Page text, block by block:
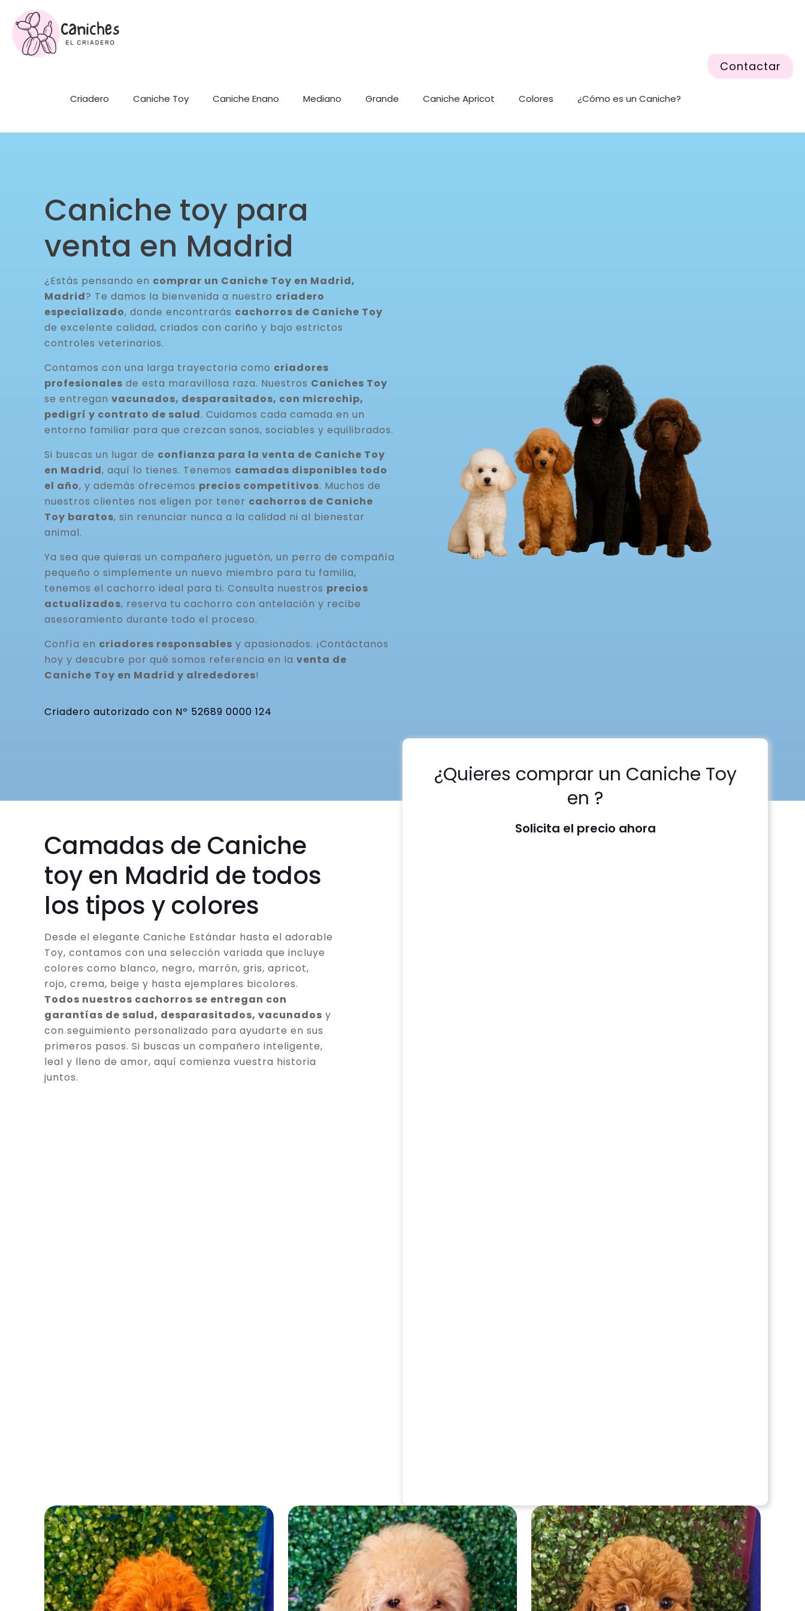
Criadero Caniche Toy Caniche Enano Mediano Grande Caniche Apricot Colores ¿Cómo es un Caniche?
Contactar
Caniche toy para
venta en Madrid
¿Estás pensando en comprar un Caniche Toy en Madrid,
Madrid? Te damos la bienvenida a nuestro criadero
especializado, donde encontrarás cachorros de Caniche Toy
de excelente calidad, criados con cariño y bajo estrictos
controles veterinarios.
Contamos con una larga trayectoria como criadores
profesionales de esta maravillosa raza. Nuestros Caniches Toy
se entregan vacunados, desparasitados, con microchip,
pedigrí y contrato de salud. Cuidamos cada camada en un
entorno familiar para que crezcan sanos, sociables y equilibrados.
Si buscas un lugar de confianza para la venta de Caniche Toy
en Madrid, aquí lo tienes. Tenemos camadas disponibles todo
el año, y además ofrecemos precios competitivos. Muchos de
nuestros clientes nos eligen por tener cachorros de Caniche
Toy baratos, sin renunciar nunca a la calidad ni al bienestar
animal.
Ya sea que quieras un compañero juguetón, un perro de compañía
pequeño o simplemente un nuevo miembro para tu familia,
tenemos el cachorro ideal para ti. Consulta nuestros precios
actualizados, reserva tu cachorro con antelación y recibe
asesoramiento durante todo el proceso.
Confía en criadores responsables y apasionados. ¡Contáctanos
hoy y descubre por qué somos referencia en la venta de
Caniche Toy en Madrid y alrededores!
Criadero autorizado con Nº 52689 0000 124
Camadas de Caniche
toy en Madrid de todos
los tipos y colores
Desde el elegante Caniche Estándar hasta el adorable
Toy, contamos con una selección variada que incluye
colores como blanco, negro, marrón, gris, apricot,
rojo, crema, beige y hasta ejemplares bicolores.
Todos nuestros cachorros se entregan con
garantías de salud, desparasitados, vacunados y
con seguimiento personalizado para ayudarte en sus
primeros pasos. Si buscas un compañero inteligente,
leal y lleno de amor, aquí comienza vuestra historia
juntos.
¿Quieres comprar un Caniche Toy
en ?
Solicita el precio ahora